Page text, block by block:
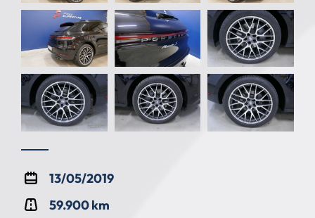
13/05/2019
59.900 km